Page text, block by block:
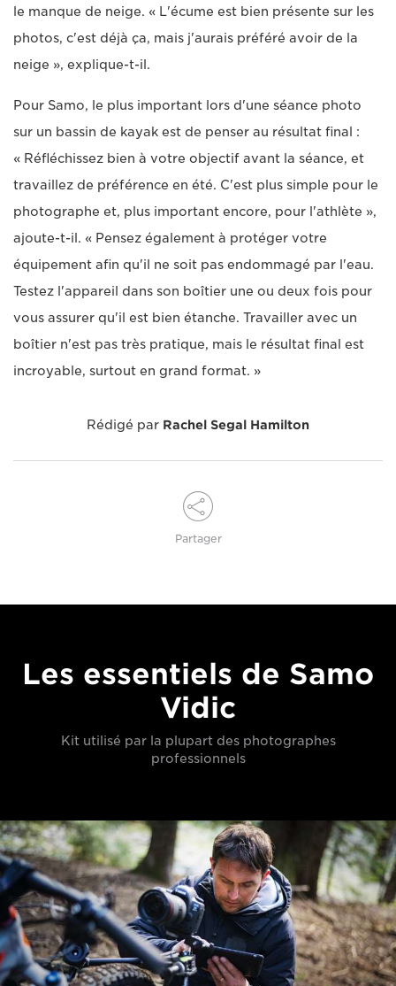
le manque de neige. « L'écume est bien présente sur les
photos, c'est déjà ça, mais j'aurais préféré avoir de la
neige », explique-t-il.
Pour Samo, le plus important lors d'une séance photo
sur un bassin de kayak est de penser au résultat final :
« Réfléchissez bien à votre objectif avant la séance, et
travaillez de préférence en été. C'est plus simple pour le
photographe et, plus important encore, pour l'athlète »,
ajoute-t-il. « Pensez également à protéger votre
équipement afin qu'il ne soit pas endommagé par l'eau.
Testez l'appareil dans son boîtier une ou deux fois pour
vous assurer qu'il est bien étanche. Travailler avec un
boîtier n'est pas très pratique, mais le résultat final est
incroyable, surtout en grand format. »
Rédigé par Rachel Segal Hamilton
Partager
Les essentiels de Samo
Vidic
Kit utilisé par la plupart des photographes
professionnels